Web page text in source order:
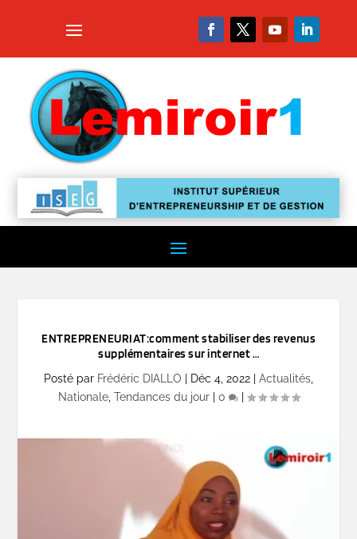
ENTREPRENEURIAT:comment stabiliser des revenus
supplémentaires sur internet …
Posté par Frédéric DIALLO Déc 4, 2022 Actualités
Nationale, Tendances du jour| 0 |